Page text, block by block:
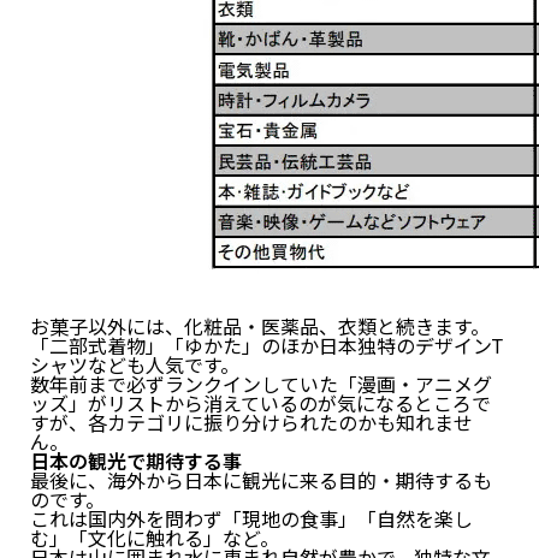
お菓子以外には、化粧品・医薬品、衣類と続きます。
「二部式着物」「ゆかた」のほか日本独特のデザインT
シャツなども人気です。
数年前まで必ずランクインしていた「漫画・アニメグ
ッズ」がリストから消えているのが気になるところで
すが、各カテゴリに振り分けられたのかも知れませ
ん。
日本の観光で期待する事
最後に、海外から日本に観光に来る目的・期待するも
のです。
これは国内外を問わず「現地の食事」「自然を楽し
む」「文化に触れる」など。